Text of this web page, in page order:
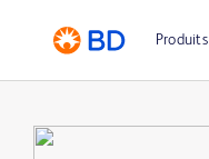
Produits